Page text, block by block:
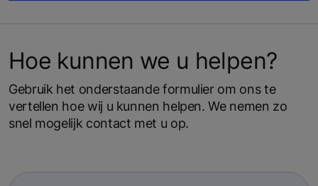
Hoe kunnen we u helpen?
Gebruik het onderstaande formulier om ons te
vertellen hoe wij u kunnen helpen. We nemen zo
snel mogelijk contact met u op.